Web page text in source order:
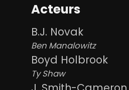
Acteurs
B.J. Novak
Ben Manalowitz
Boyd Holbrook
Ty Shaw